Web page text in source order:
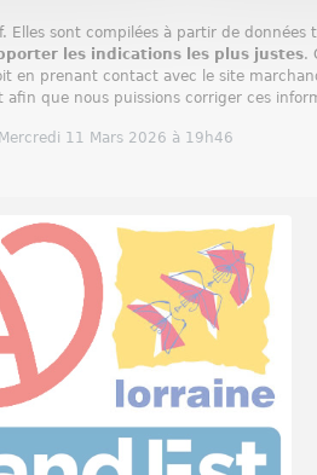
sont compilées à partir de
les indications les plus justes.
prenant contact avec le site
que nous puissions corriger ces
11 Mars 2026 à 19h46